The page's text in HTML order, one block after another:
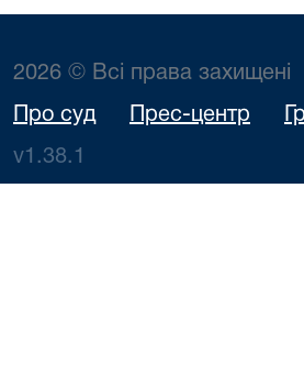
2026 © Всі права захищені
Про суд Прес-центр
v1.38.1